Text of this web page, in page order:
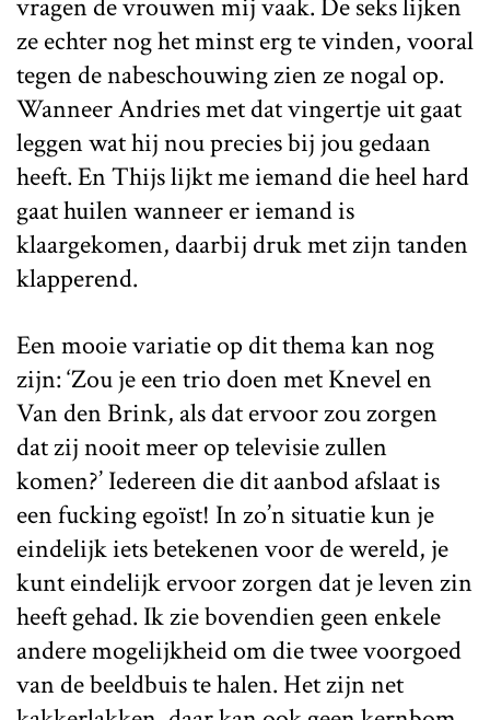
ze echter nog het minst erg te vinden, vooral
tegen de nabeschouwing zien ze nogal op.
Wanneer Andries met dat vingertje uit gaat
leggen wat hij nou precies bij jou gedaan
heeft. En Thijs lijkt me iemand die heel hard
gaat huilen wanneer er iemand is
klaargekomen, daarbij druk met zijn tanden
klapperend.
Een mooie variatie op dit thema kan nog
zijn: ‘Zou je een trio doen met Knevel en
Van den Brink, als dat ervoor zou zorgen
dat zij nooit meer op televisie zullen
komen?’ Iedereen die dit aanbod afslaat is
een fucking egoïst! In zo’n situatie kun je
eindelijk iets betekenen voor de wereld, je
kunt eindelijk ervoor zorgen dat je leven zin
heeft gehad. Ik zie bovendien geen enkele
andere mogelijkheid om die twee voorgoed
van de beeldbuis te halen. Het zijn net